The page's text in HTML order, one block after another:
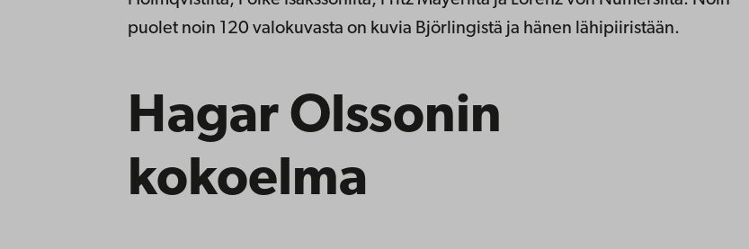
puolet noin 120 valokuvasta on kuvia Björlingistä ja hänen lähipiiristään.
Hagar Olssonin
kokoelma